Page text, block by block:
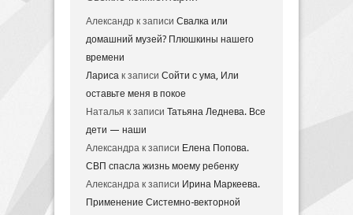
Александр к записи Свалка или
домашний музей? Плюшкины нашего
времени
Лариса к записи Сойти с ума, Или
оставьте меня в покое
Наталья к записи Татьяна Леднева. Все
дети — наши
Александра к записи Елена Попова.
СВП спасла жизнь моему ребенку
Александра к записи Ирина Маркеева.
Применение Системно-векторной